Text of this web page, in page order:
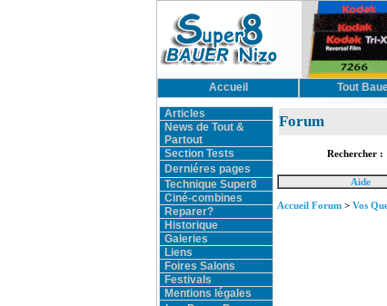
Accueil Tout
Articles
News de Tout &
Partout
Section Tests
Derniéres pages
Technique Super8
Ciné-combines
Reparer?
Historique
Galeries
Liens
Foires Salons
Festivals
Mentions légales
Forum
Rechercher :
Aide
Accueil Forum > Vos